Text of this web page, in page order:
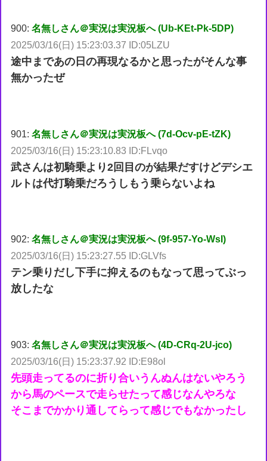
900:名無しさん＠実況は実況板へ (Ub-KEt-Pk-5DP)
2025/03/16(日) 15:23:03.37 ID:05LZU
途中まであの日の再現なるかと思ったがそんな事
無かったぜ
901:名無しさん＠実況は実況板へ (7d-Ocv-pE-tZK)
2025/03/16(日) 15:23:10.83 ID:FLvqo
武さんは初騎乗より2回目のが結果だすけどデシエ
ルトは代打騎乗だろうしもう乗らないよね
902:名無しさん＠実況は実況板へ (9f-957-Yo-WsI)
2025/03/16(日) 15:23:27.55 ID:GLVfs
テン乗りだし下手に抑えるのもなって思ってぶっ
放したな
903:名無しさん＠実況は実況板へ (4D-CRq-2U-jco)
2025/03/16(日) 15:23:37.92 ID:E98ol
先頭走ってるのに折り合いうんぬんはないやろう
から馬のペースで走らせたって感じなんやろな
そこまでかかり通してらって感じでもなかったし